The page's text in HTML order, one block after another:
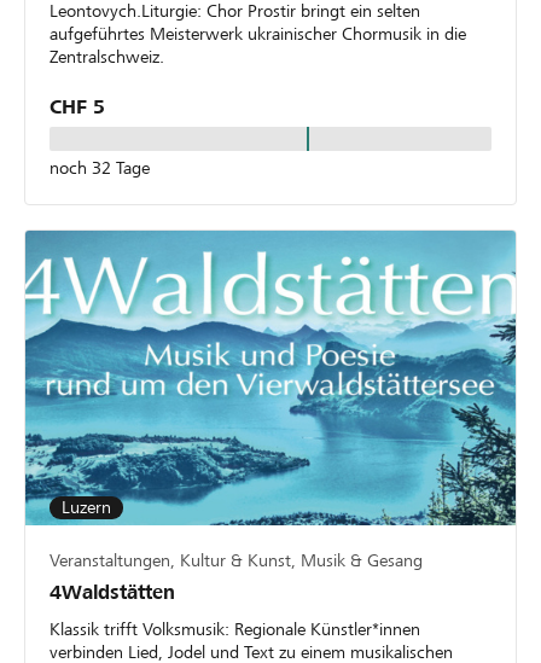
Leontovych.Liturgie: Chor Prostir bringt ein selten
aufgeführtes Meisterwerk ukrainischer Chormusik in die
Zentralschweiz.
CHF 5
noch 32 Tage
Luzern
Veranstaltungen, Kultur & Kunst, Musik & Gesang
4Waldstätten
Klassik trifft Volksmusik: Regionale Künstler*innen
verbinden Lied, Jodel und Text zu einem musikalischen